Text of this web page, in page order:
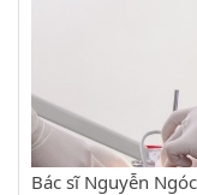
Bác sĩ Nguyễn